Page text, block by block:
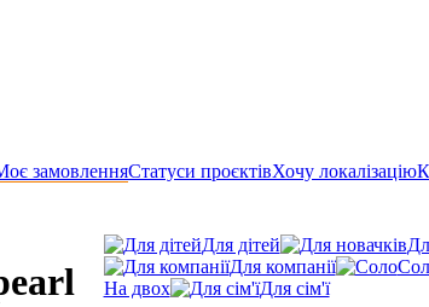
замовленняСтатуси проєктівХочу локалізацію
Для дітей
Для компанії
На двох
Для сім'ї